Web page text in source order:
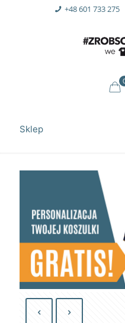
+48 601 733 275
Sklep